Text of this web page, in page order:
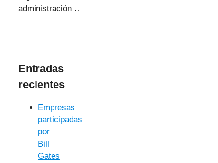
administración…
Entradas
recientes
Empresas
participadas
por
Bill
Gates